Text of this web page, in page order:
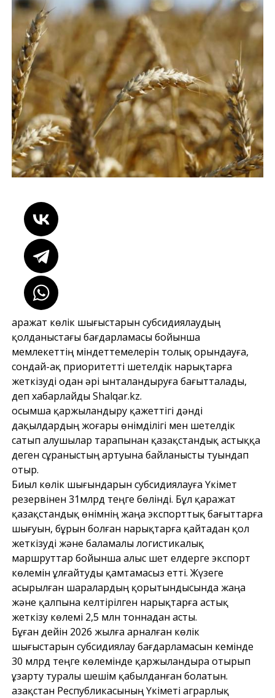
Қаражат көлік шығыстарын субсидиялаудың
қолданыстағы бағдарламасы бойынша
мемлекеттің міндеттемелерін толық орындауға,
сондай-ақ приоритетті шетелдік нарықтарға
жеткізуді одан әрі ынталандыруға бағытталады,
деп хабарлайды Shalqar.kz.
Қосымша қаржыландыру қажеттігі дәнді
дақылдардың жоғары өнімділігі мен шетелдік
сатып алушылар тарапынан қазақстандық астыққа
деген сұраныстың артуына байланысты туындап
отыр.
Биыл көлік шығындарын субсидиялауға Үкімет
резервінен 31млрд теңге бөлінді. Бұл қаражат
қазақстандық өнімнің жаңа экспорттық бағыттарға
шығуын, бұрын болған нарықтарға қайтадан қол
жеткізуді және баламалы логистикалық
маршруттар бойынша алыс шет елдерге экспорт
көлемін ұлғайтуды қамтамасыз етті. Жүзеге
асырылған шаралардың қорытындысында жаңа
және қалпына келтірілген нарықтарға астық
жеткізу көлемі 2,5 млн тоннадан асты.
Бұған дейін 2026 жылға арналған көлік
шығыстарын субсидиялау бағдарламасын кемінде
30 млрд теңге көлемінде қаржыландыра отырып
ұзарту туралы шешім қабылданған болатын.
Қазақстан Республикасының Үкіметі аграрлық